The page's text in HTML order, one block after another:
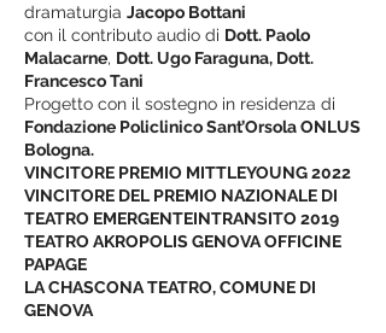
dramaturgia Jacopo Bottani
con il contributo audio di Dott. Paolo
Malacarne, Dott. Ugo Faraguna, Dott.
Francesco Tani
Progetto con il sostegno in residenza di
Fondazione Policlinico Sant’Orsola ONLUS
Bologna.
VINCITORE PREMIO MITTLEYOUNG 2022
VINCITORE DEL PREMIO NAZIONALE DI
TEATRO EMERGENTEINTRANSITO 2019
TEATRO AKROPOLIS GENOVA OFFICINE
PAPAGE
LA CHASCONA TEATRO, COMUNE DI
GENOVA